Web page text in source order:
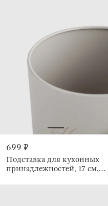
699 ₽
Подставка для кухонных
принадлежностей, 17 см,